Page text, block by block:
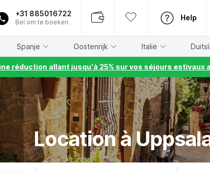
+31 885016722
Bel om te boeken
Help
Spanje Oostenrijk Italië
réduction allant jusqu'à 25% sur vos séjours estivaux
Location à